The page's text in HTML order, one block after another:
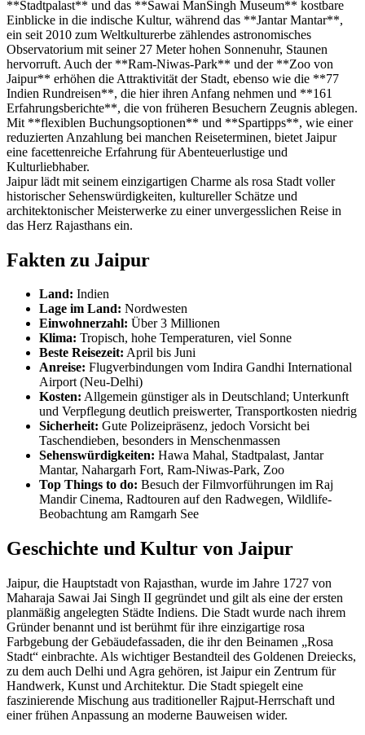
**Stadtpalast** und das **Sawai ManSingh Museum** kostbare
Einblicke in die indische Kultur, während das **Jantar Mantar**,
ein seit 2010 zum Weltkulturerbe zählendes astronomisches
Observatorium mit seiner 27 Meter hohen Sonnenuhr, Staunen
hervorruft. Auch der **Ram-Niwas-Park** und der **Zoo von
Jaipur** erhöhen die Attraktivität der Stadt, ebenso wie die **77
Indien Rundreisen**, die hier ihren Anfang nehmen und **161
Erfahrungsberichte**, die von früheren Besuchern Zeugnis ablegen.
Mit **flexiblen Buchungsoptionen** und **Spartipps**, wie einer
reduzierten Anzahlung bei manchen Reiseterminen, bietet Jaipur
eine facettenreiche Erfahrung für Abenteuerlustige und
Kulturliebhaber.
Jaipur lädt mit seinem einzigartigen Charme als rosa Stadt voller
historischer Sehenswürdigkeiten, kultureller Schätze und
architektonischer Meisterwerke zu einer unvergesslichen Reise in
das Herz Rajasthans ein.
Fakten zu Jaipur
Land: Indien
Lage im Land: Nordwesten
Einwohnerzahl: Über 3 Millionen
Klima: Tropisch, hohe Temperaturen, viel Sonne
Beste Reisezeit: April bis Juni
Anreise: Flugverbindungen vom Indira Gandhi International
Airport (Neu-Delhi)
Kosten: Allgemein günstiger als in Deutschland; Unterkunft
und Verpflegung deutlich preiswerter, Transportkosten niedrig
Sicherheit: Gute Polizeipräsenz, jedoch Vorsicht bei
Taschendieben, besonders in Menschenmassen
Sehenswürdigkeiten: Hawa Mahal, Stadtpalast, Jantar
Mantar, Nahargarh Fort, Ram-Niwas-Park, Zoo
Top Things to do: Besuch der Filmvorführungen im Raj
Mandir Cinema, Radtouren auf den Radwegen, Wildlife-
Beobachtung am Ramgarh See
Geschichte und Kultur von Jaipur
Jaipur, die Hauptstadt von Rajasthan, wurde im Jahre 1727 von
Maharaja Sawai Jai Singh II gegründet und gilt als eine der ersten
planmäßig angelegten Städte Indiens. Die Stadt wurde nach ihrem
Gründer benannt und ist berühmt für ihre einzigartige rosa
Farbgebung der Gebäudefassaden, die ihr den Beinamen „Rosa
Stadt“ einbrachte. Als wichtiger Bestandteil des Goldenen Dreiecks,
zu dem auch Delhi und Agra gehören, ist Jaipur ein Zentrum für
Handwerk, Kunst und Architektur. Die Stadt spiegelt eine
faszinierende Mischung aus traditioneller Rajput-Herrschaft und
einer frühen Anpassung an moderne Bauweisen wider.